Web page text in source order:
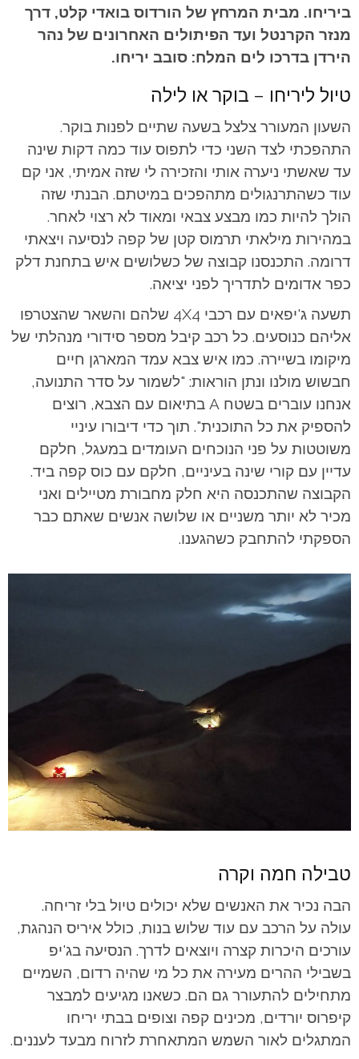
ביריחו. מבית המרחץ של הורדוס בואדי קלט, דרך
מנזר הקרנטל ועד הפיתולים האחרונים של נהר
הירדן בדרכו לים המלח: סובב יריחו.
טיול ליריחו – בוקר או לילה
השעון המעורר צלצל בשעה שתיים לפנות בוקר.
התהפכתי לצד השני כדי לתפוס עוד כמה דקות שינה
עד שאשתי ניערה אותי והזכירה לי שזה אמיתי, אני קם
עוד כשהתרנגולים מתהפכים במיטתם. הבנתי שזה
הולך להיות כמו מבצע צבאי ומאוד לא רצוי לאחר.
במהירות מילאתי תרמוס קטן של קפה לנסיעה ויצאתי
דרומה. התכנסנו קבוצה של כשלושים איש בתחנת דלק
כפר אדומים לתדריך לפני יציאה.
תשעה ג'יפאים עם רכבי 4X4 שלהם והשאר שהצטרפו
אליהם כנוסעים. כל רכב קיבל מספר סידורי מנהלתי של
מיקומו בשיירה. כמו איש צבא עמד המארגן חיים
חבשוש מולנו ונתן הוראות: "לשמור על סדר התנועה,
אנחנו עוברים בשטח A בתיאום עם הצבא, רוצים
להספיק את כל התוכנית". תוך כדי דיבורו עיניי
משוטטות על פני הנוכחים העומדים במעגל, חלקם
עדיין עם קורי שינה בעיניים, חלקם עם כוס קפה ביד.
הקבוצה שהתכנסה היא חלק מחבורת מטיילים ואני
מכיר לא יותר משניים או שלושה אנשים שאתם כבר
הספקתי להתחבק כשהגענו.
טבילה חמה וקרה
הבה נכיר את האנשים שלא יכולים טיול בלי זריחה.
עולה על הרכב עם עוד שלוש בנות, כולל איריס הנהגת,
עורכים היכרות קצרה ויוצאים לדרך. הנסיעה בג'יפ
בשבילי ההרים מעירה את כל מי שהיה רדום, השמיים
מתחילים להתעורר גם הם. כשאנו מגיעים למבצר
קיפרוס יורדים, מכינים קפה וצופים בבתי יריחו
המתגלים לאור השמש המתאחרת לזרוח מבעד לעננים.